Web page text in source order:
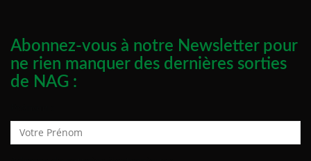
Abonnez-vous à notre Newsletter pour
ne rien manquer des dernières sorties
de NAG :